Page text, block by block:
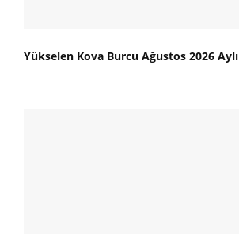
Yükselen Kova Burcu Ağustos 2026